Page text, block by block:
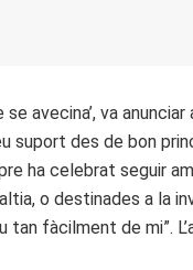
avecina’, va
des de bon
ha celebrat seguir
o destinades a la
tan fàcilment de